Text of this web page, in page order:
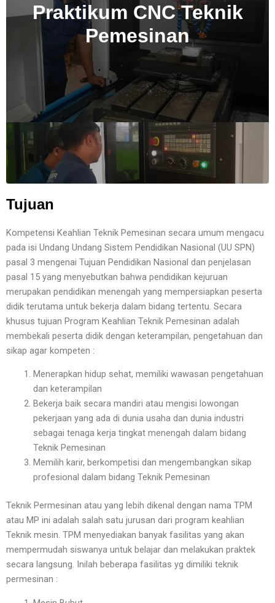
Praktikum CNC Teknik
Pemesinan
Tujuan
Kompetensi Keahlian Teknik Pemesinan secara umum mengacu
pada isi Undang Undang Sistem Pendidikan Nasional (UU SPN)
pasal 3 mengenai Tujuan Pendidikan Nasional dan penjelasan
pasal 15 yang menyebutkan bahwa pendidikan kejuruan
merupakan pendidikan menengah yang mempersiapkan peserta
didik terutama untuk bekerja dalam bidang tertentu. Secara
khusus tujuan Program Keahlian Teknik Pemesinan adalah
membekali peserta didik dengan keterampilan, pengetahuan dan
sikap agar kompeten :
Menerapkan hidup sehat, memiliki wawasan pengetahuan
dan keterampilan
Bekerja baik secara mandiri atau mengisi lowongan
pekerjaan yang ada di dunia usaha dan dunia industri
sebagai tenaga kerja tingkat menengah dalam bidang
Teknik Pemesinan
Memilih karir, berkompetisi dan mengembangkan sikap
profesional dalam bidang Teknik Pemesinan
Teknik Permesinan atau yang lebih dikenal dengan nama TPM
atau MP ini adalah salah satu jurusan dari program keahlian
Teknik mesin. TPM menyediakan banyak fasilitas yang akan
mempermudah siswanya untuk belajar dan melakukan praktek
secara langsung. Inilah beberapa fasilitas yg dimiliki teknik
permesinan :